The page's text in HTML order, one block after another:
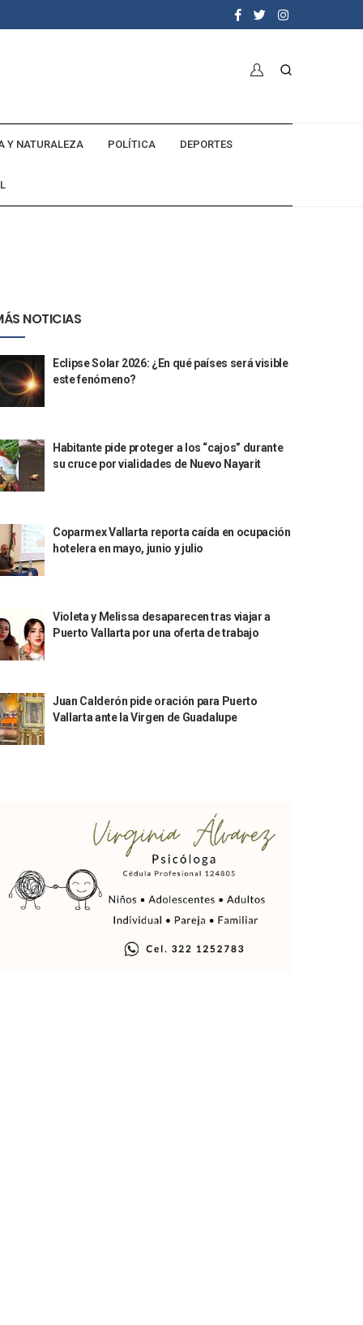
Y NATURALEZA POLÍTICA DEPORTES
NOTICIAS
Eclipse Solar 2026: ¿En qué países será visible
este fenómeno?
Habitante pide proteger a los “cajos” durante
su cruce por vialidades de Nuevo Nayarit
Coparmex Vallarta reporta caída en ocupación
hotelera en mayo, junio y julio
Violeta y Melissa desaparecen tras viajar a
Puerto Vallarta por una oferta de trabajo
Juan Calderón pide oración para Puerto
Vallarta ante la Virgen de Guadalupe